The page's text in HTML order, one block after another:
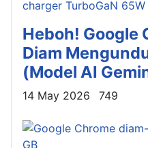
Heboh! Google
Diam
(Model AI
Details
14 May 2026 749